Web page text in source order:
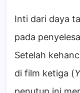
Inti dari daya
pada
Setelah
di film ketiga (